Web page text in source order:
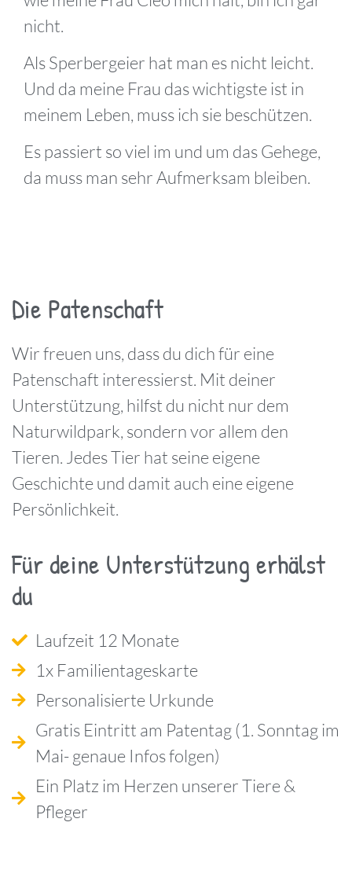
nicht.
Als Sperbergeier hat man es nicht leicht.
Und da meine Frau das wichtigste ist in
meinem Leben, muss ich sie beschützen.
Es passiert so viel im und um das Gehege,
da muss man sehr Aufmerksam bleiben.
Die Patenschaft
Wir freuen uns, dass du dich für eine
Patenschaft interessierst. Mit deiner
Unterstützung, hilfst du nicht nur dem
Naturwildpark, sondern vor allem den
Tieren. Jedes Tier hat seine eigene
Geschichte und damit auch eine eigene
Persönlichkeit.
Für deine Unterstützung erhälst
du
Laufzeit 12 Monate
1x Familientageskarte
Personalisierte Urkunde
Gratis Eintritt am Patentag (1. Sonntag im
Mai- genaue Infos folgen)
Ein Platz im Herzen unserer Tiere &
Pfleger